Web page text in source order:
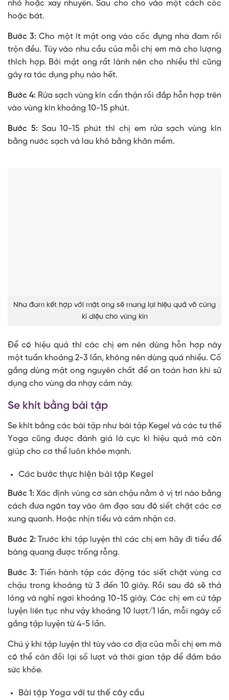
nhỏ hoặc xay nhuyễn. Sau cho cho vào một cách cốc
hoặc bát.
Bước 3:Cho một ít mật ong vào cốc đựng nha đam rồi
trộn đều. Tùy vào nhu cầu của mỗi chị em mà cho lượng
thích hợp. Bởi mật ong rất lành nên cho nhiều thì cũng
gây ra tác dụng phụ nào hết.
Bước 4: Rửa sạch vùng kín cẩn thận rồi đắp hỗn hợp trên
vào vùng kín khoảng 10-15 phút.
Bước 5: Sau 10-15 phút thì chị em rửa sạch vùng kín
bằng nước sạch và lau khô bằng khăn mềm.
Nha đam kết hợp với mật ong sẽ mang lại hiệu quả vô cùng
kì diệu cho vùng kín
Để có hiệu quả thì các chị em nên dùng hỗn hợp này
một tuần khoảng 2-3 lần, không nên dùng quá nhiều. Cố
gắng dùng mật ong nguyên chất để an toàn hơn khi sử
dụng cho vùng da nhạy cảm này.
Se khít bằng bài tập
Se khít bằng các bài tập như bài tập Kegel và các tư thế
Yoga cũng được đánh giá là cực kì hiệu quả mà còn
giúp cho cơ thể luôn khỏe mạnh.
Các bước thực hiện bài tập Kegel
Bước 1:Xác định vùng cơ sàn chậu nằm ở vị trí nào bằng
cách đưa ngón tay vào âm đạo sau đó siết chặt các cơ
xung quanh. Hoặc nhịn tiểu và cảm nhận cơ.
Bước 2:Trước khi tập luyện thì các chị em hãy đi tiểu để
bàng quang được trống rỗng.
Bước 3: Tiến hành tập các động tác siết chặt vùng cơ
chậu trong khoảng từ 3 đến 10 giây. Rồi sau đó sẽ thả
lỏng và nghỉ ngơi khoảng 10-15 giây. Các chị em cứ tập
luyện liên tục như vậy khoảng 10 lượt/1 lần, mỗi ngày cố
gắng tập luyện từ 4-5 lần.
Chú ý khi tập luyện thì tùy vào cơ địa của mỗi chị em mà
có thể cân đối lại số lượt và thời gian tập để đảm bảo
sức khỏe.
Bài tập Yoga với tư thế cây cầu